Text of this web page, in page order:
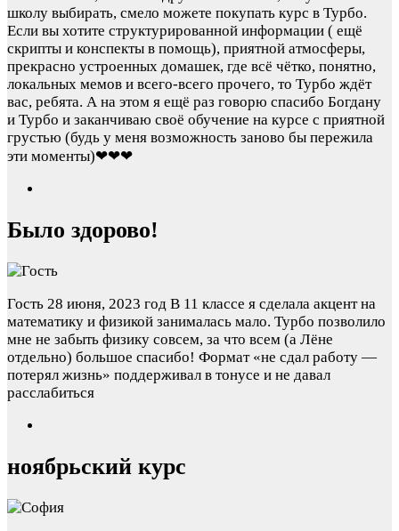
школу выбирать, смело можете покупать курс в Турбо.
Если вы хотите структурированной информации ( ещё
скрипты и конспекты в помощь), приятной атмосферы,
прекрасно устроенных домашек, где всё чётко, понятно,
локальных мемов и всего-всего прочего, то Турбо ждёт
вас, ребята. А на этом я ещё раз говорю спасибо Богдану
и Турбо и заканчиваю своё обучение на курсе с приятной
грустью (будь у меня возможность заново бы пережила
эти моменты)❤❤❤
Было здорово!
Гость 28 июня, 2023 год В 11 классе я сделала акцент на
математику и физикой занималась мало. Турбо позволило
мне не забыть физику совсем, за что всем (а Лёне
отдельно) большое спасибо! Формат «не сдал работу —
потерял жизнь» поддерживал в тонусе и не давал
расслабиться
ноябрьский курс